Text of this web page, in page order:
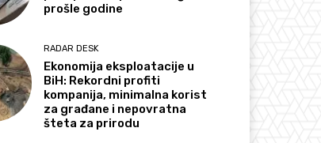
prošle godine
RADAR DESK
Ekonomija eksploatacije u
BiH: Rekordni profiti
kompanija, minimalna korist
za građane i nepovratna
šteta za prirodu